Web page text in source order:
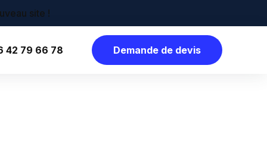
42 79 66 78 Demande de devis